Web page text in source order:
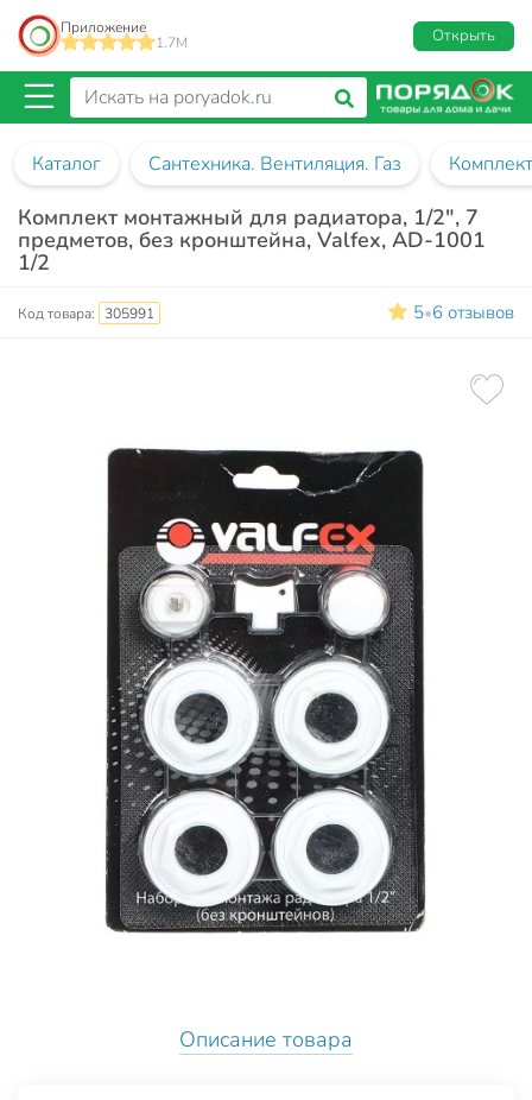
Приложение
1.7M
Открыть
Каталог Сантехника. Вентиляция. Газ
Комплект монтажный для радиатора, 1/2", 7
предметов, без кронштейна, Valfex, AD-1001
1/2
Код товара: 305991 5•6 отзывов
Описание товара